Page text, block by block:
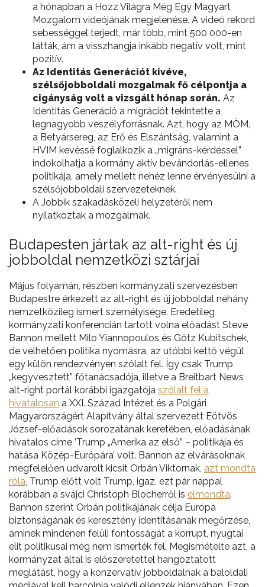
a hónapban a Hozz Világra Még Egy Magyart
Mozgalom videójának megjelenése. A videó rekord
sebességgel terjedt, már több, mint 500 000-en
látták, ám a visszhangja inkább negatív volt, mint
pozitív.
Az Identitás Generációt kivéve,
szélsőjobboldali mozgalmak fő célpontja a
cigányság volt a vizsgált hónap során. Az
Identitás Generáció a migrációt tekintette a
legnagyobb veszélyforrásnak. Azt, hogy az MÖM,
a Betyársereg, az Erő és Elszántság, valamint a
HVIM kevéssé foglalkozik a „migráns-kérdéssel”
indokolhatja a kormány aktív bevándorlás-ellenes
politikája, amely mellett nehéz lenne érvényesülni a
szélsőjobboldali szervezeteknek.
A Jobbik szakadásközeli helyzetéről nem
nyilatkoztak a mozgalmak.
Budapesten jártak az alt-right és új
jobboldal nemzetközi sztárjai
Május folyamán, részben kormányzati szervezésben
Budapestre érkezett az alt-right és új jobboldal néhány
nemzetközileg ismert személyisége. Eredetileg
kormányzati konferencián tartott volna előadást Steve
Bannon mellett Milo Yiannopoulos és Götz Kubitschek,
de vélhetően politika nyomásra, az utóbbi kettő végül
egy külön rendezvényen szólalt fel. Így csak Trump
„kegyvesztett” főtanácsadója, illetve a Breitbart News
alt-right portál korábbi igazgatója szólalt fel a
hivatalosan a XXI. Század Intézet és a Polgári
Magyarországért Alapítvány által szervezett Eötvös
József-előadások sorozatának keretében, előadásának
hivatalos címe ’Trump „Amerika az első” – politikája és
hatása Közép-Európára’ volt. Bannon az elvárásoknak
megfelelően udvarolt kicsit Orbán Viktornak, azt mondta
róla, Trump előtt volt Trump, igaz, ezt pár nappal
korábban a svájci Christoph Blocherről is elmondta.
Bannon szerint Orbán politikájának célja Európa
biztonságának és keresztény identitásának megőrzése,
aminek mindenen felüli fontosságát a korrupt, nyugtai
elit politikusai még nem ismerték fel. Megismételte azt, a
kormányzat által is előszeretettel hangoztatott
meglátást, hogy a konzervatív jobboldalnak a baloldali